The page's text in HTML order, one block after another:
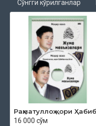
Сўнгги кўрилганлар
16 000 сўм